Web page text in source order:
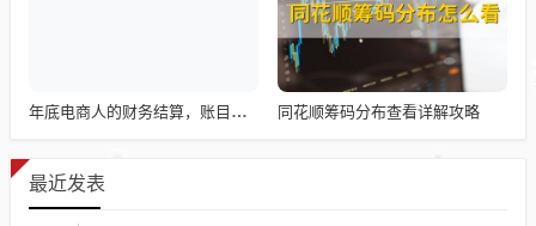
年底电商人的财务结算，账目清算与回顾 同花顺筹码分布查看详解攻略
最近发表